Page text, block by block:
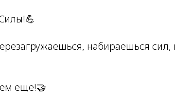
набираешься
еще!🤝